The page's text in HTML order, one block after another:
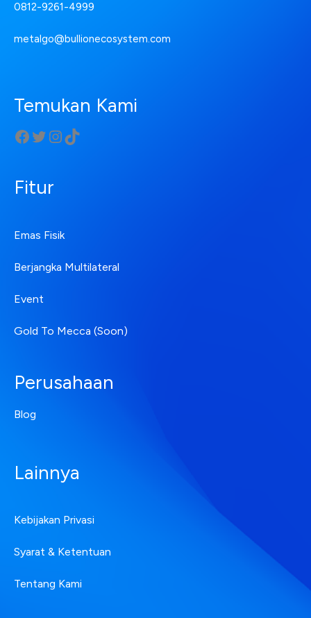
0812-9261-4999
metalgo@bullionecosystem.com
Temukan Kami
Fitur
Emas Fisik
Berjangka Multilateral
Event
Gold To Mecca (Soon)
Perusahaan
Blog
Lainnya
Kebijakan Privasi
Syarat & Ketentuan
Tentang Kami